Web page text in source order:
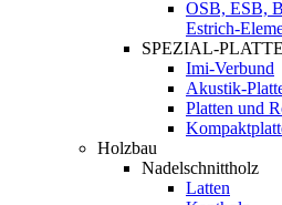
OSB, ESB,
Estrich-
SPEZIAL-
Imi-Verbund
Akustik-
Platten und
Holzbau
Nadelschnittholz
Latten